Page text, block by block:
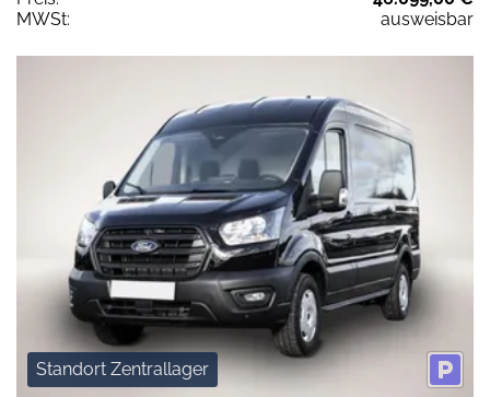
MWSt:
ausweisbar
Standort Zentrallager